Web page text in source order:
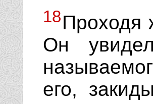
18Проходя
Он
его,